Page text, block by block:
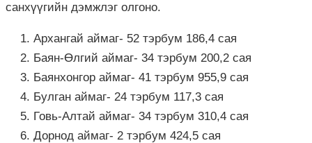
санхүүгийн дэмжлэг олгоно.
Архангай аймаг- 52 тэрбум 186,4 сая
Баян-Өлгий аймаг- 34 тэрбум 200,2 сая
Баянхонгор аймаг- 41 тэрбум 955,9 сая
Булган аймаг- 24 тэрбум 117,3 сая
Говь-Алтай аймаг- 34 тэрбум 310,4 сая
Дорнод аймаг- 2 тэрбум 424,5 сая